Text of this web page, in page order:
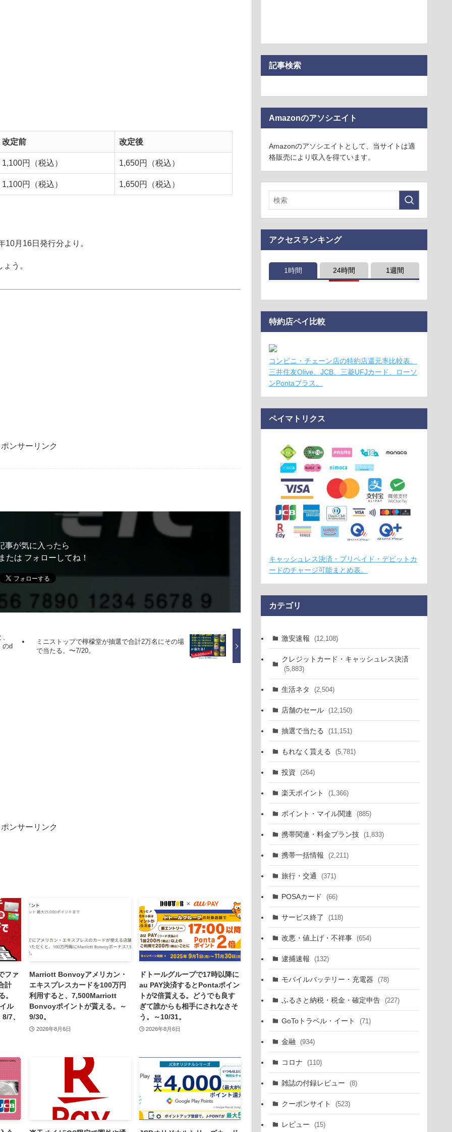
改定前 改定後
1,100円（税込） 1,650円（税込）
1,100円（税込） 1,650円（税込）
月16日発行分より。
う。
ンサーリンク
事が気に入ったら
たは フォローしてね！
のd
ミニストップで檸檬堂が抽選で合計2万名にその場
で当たる。〜7/20。
ンサーリンク
ファ
計
。
ル
7、
Marriott Bonvoyアメリカン・
エキスプレスカードを100万円
利用すると、7,500Marriott
Bonvoyポイントが貰える。～
9/30。
2026年8月6日
ドトールグループで17時以降に
au PAY決済するとPontaポイン
トが2倍貰える。どうでも良す
ぎて誰からも相手にされなさそ
う。～10/31。
2026年8月6日
記事検索
Amazonのアソシエイト
Amazonのアソシエイトとして、当サイトは適
格販売により収入を得ています。
アクセスランキング
1時間 24時間 1週間
特約店ペイ比較
コンビニ・チェーン店の特約店還元率比較表。
三井住友Olive、JCB、三菱UFJカード、ローソ
ンPontaプラス。
ペイマトリクス
キャッシュレス決済・プリペイド・デビットカ
ードのチャージ可能まとめ表。
カテゴリ
激安速報 (12,108)
クレジットカード・キャッシュレス決済
(5,883)
生活ネタ (2,504)
店舗のセール (12,150)
抽選で当たる (11,151)
もれなく貰える (5,781)
投資 (264)
楽天ポイント (1,366)
ポイント・マイル関連 (885)
携帯関連・料金プラン技 (1,833)
携帯一括情報 (2,211)
旅行・交通 (371)
POSAカード (66)
サービス終了 (118)
改悪・値上げ・不祥事 (654)
逮捕速報 (132)
モバイルバッテリー・充電器 (78)
ふるさと納税・税金・確定申告 (227)
GoToトラベル・イート (71)
金融 (934)
コロナ (110)
雑誌の付録レビュー (8)
クーポンサイト (523)
レビュー (15)